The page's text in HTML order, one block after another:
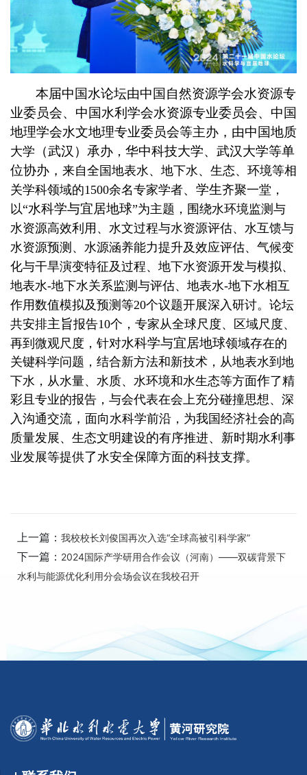
本届中国水论坛由中国自然资源学会水资源专
业委员会、中国水利学会水资源专业委员会、中国
地理学会水文地理专业委员会等主办，由中国地质
大学 （武汉）承办 ， 华中科技大学、武汉大学等单
位协办， 来自全国地表水、地下水、生态、环境等相
关学科领域的1500余名专家学者、学生齐聚一堂，
以“水科学与宜居地球”为主题，围绕水环境监测与
水资源高效利用、水文过程与水资源评估、水互馈与
水资源预测、水源涵养能力提升及效应评估、气候变
化与干旱演变特征及过程、地下水资源开发与模拟、
地表水-地下水关系监测与评估、地表水-地下水相互
作用数值模拟及预测 等20个议题开展深入研讨。论坛
共安排主旨报告10个 ，专家从全球尺度、区域尺度、
再到微观尺度，针对水科学与宜居地球领域存在的
关键科学问题，结合新方法和新技术，从地表水到地
下水，从水量、水质、水环境和水生态等方面作了精
彩且专业的报告，与会代表在会上充分碰撞思想、深
入沟通交流 ， 面向水科学前沿，为我国经济社会的高
质量发展、生态文明建设的有序推进、 新时期水利事
业发展等提供了水安全保障方面的科技支撑。
上一篇： 我校校长刘俊国再次入选“全球高被引科学家”
下一篇： 2024国际产学研用合作会议（河南）——双碳背景下
水利与能源优化利用分会场会议在我校召开